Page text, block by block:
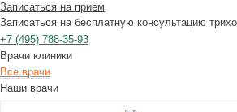
Записаться на прием
Записаться на бесплатную консультацию
+7 (495) 788-35-93
Врачи клиники
Все врачи
Наши врачи